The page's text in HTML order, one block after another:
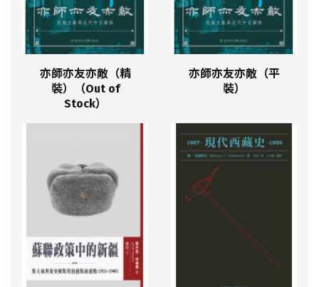
亦師亦友亦敵（精
裝）（Out of
Stock）
亦師亦友亦敵（平
裝）